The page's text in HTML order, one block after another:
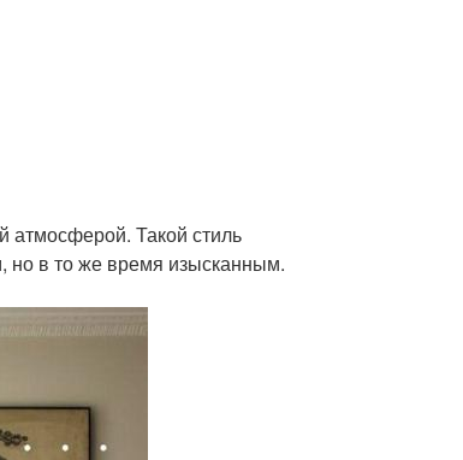
атмосферой. Такой стиль
но в то же время изысканным.